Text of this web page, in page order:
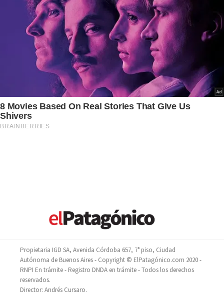
Propietaria IGD SA, Avenida Córdoba 657, 7° piso, Ciudad
Autónoma de Buenos Aires - Copyright © ElPatagónico.com 2020 -
RNPI En trámite - Registro DNDA en trámite - Todos los derechos
reservados.
Director: Andrés Cursaro.